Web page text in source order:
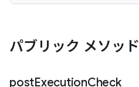
パブリック メソッド
postExecutionCheck